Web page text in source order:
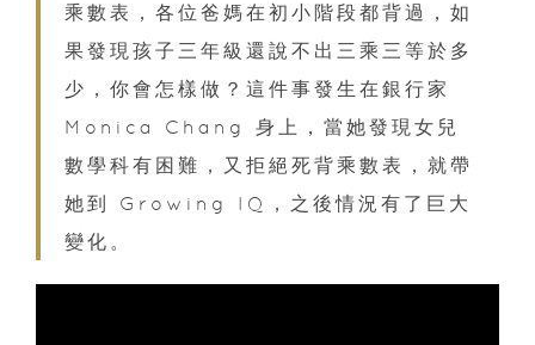
乘數表，各位爸媽在初小階段都背過，如
果發現孩子三年級還說不出三乘三等於多
少，你會怎樣做？這件事發生在銀行家
Monica Chang 身上，當她發現女兒
數學科有困難，又拒絕死背乘數表，就帶
她到 Growing IQ，之後情況有了巨大
變化。